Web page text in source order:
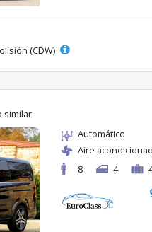
(CDW)
similar
Automático
Aire
8
4